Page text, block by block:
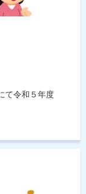
て令和５年度